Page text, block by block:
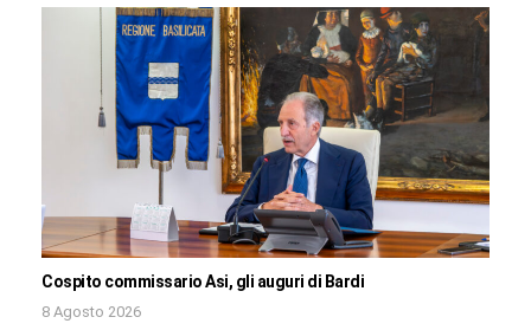
Cospito commissario Asi, gli auguri di Bardi
8 Agosto 2026